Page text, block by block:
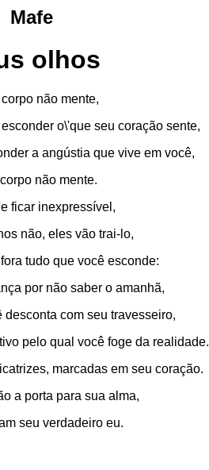
Mafe
olhos
não mente,
o\'que seu coração sente,
a angústia que vive em você,
não mente.
ficar inexpressível,
não, eles vão trai-lo,
tudo que você esconde:
por não saber o amanhã,
desconta com seu travesseiro,
pelo qual você foge da realidade.
marcadas em seu coração.
a porta para sua alma,
seu verdadeiro eu.